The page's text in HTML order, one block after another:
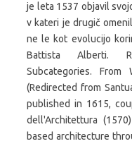
je leta 1537 objavil
v kateri je drugič
ne le kot evolucijo
Battista Alberti.
Subcategories. From
(Redirected from
published in 1615,
dell'Architettura
based architecture